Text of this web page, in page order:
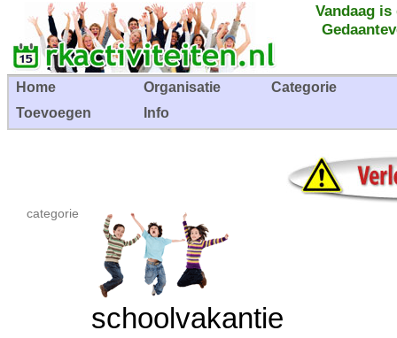
Vandaag
Home Organisatie
Categorie
Toevoegen
Info
categorie
schoolvakantie